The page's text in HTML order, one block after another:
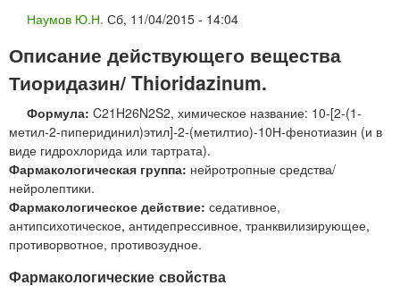
Наумов Ю.Н. Сб, 11/04/2015 - 14:04
Описание действующего вещества
Тиоридазин/ Thioridazinum.
Формула: C21H26N2S2, химическое название: 10-[2-(1-
метил-2-пиперидинил)этил]-2-(метилтио)-10Н-фенотиазин (и в
виде гидрохлорида или тартрата).
Фармакологическая группа: нейротропные средства/
нейролептики.
Фармакологическое действие: седативное,
антипсихотическое, антидепрессивное, транквилизирующее,
противорвотное, противозудное.
Фармакологические свойства